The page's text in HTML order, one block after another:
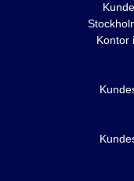
Kontor